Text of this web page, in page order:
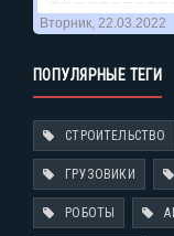
ПОПУЛЯРНЫЕ ТЕГИ
СТРОИТЕЛЬСТВО
ГРУЗОВИКИ
РОБОТЫ